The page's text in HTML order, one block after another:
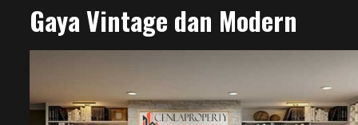
Gaya Vintage dan Modern